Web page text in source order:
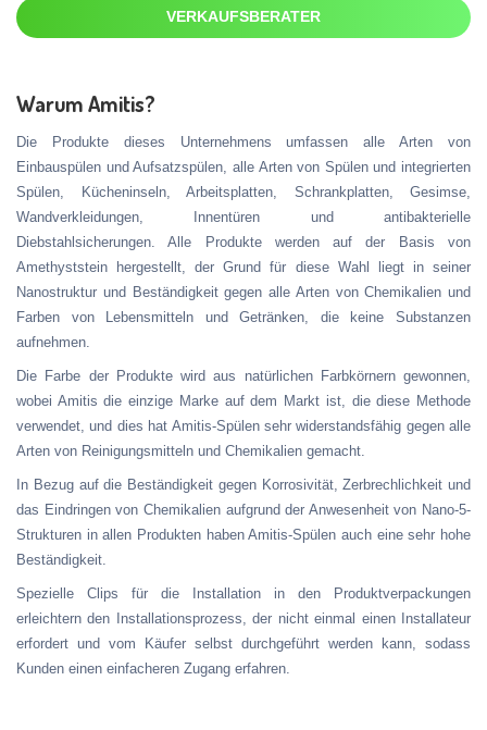
VERKAUFSBERATER
Warum Amitis?
Die Produkte dieses Unternehmens umfassen alle Arten von
Einbauspülen und Aufsatzspülen, alle Arten von Spülen und integrierten
Spülen, Kücheninseln, Arbeitsplatten, Schrankplatten, Gesimse,
Wandverkleidungen, Innentüren und antibakterielle
Diebstahlsicherungen. Alle Produkte werden auf der Basis von
Amethyststein hergestellt, der Grund für diese Wahl liegt in seiner
Nanostruktur und Beständigkeit gegen alle Arten von Chemikalien und
Farben von Lebensmitteln und Getränken, die keine Substanzen
aufnehmen.
Die Farbe der Produkte wird aus natürlichen Farbkörnern gewonnen,
wobei Amitis die einzige Marke auf dem Markt ist, die diese Methode
verwendet, und dies hat Amitis-Spülen sehr widerstandsfähig gegen alle
Arten von Reinigungsmitteln und Chemikalien gemacht.
In Bezug auf die Beständigkeit gegen Korrosivität, Zerbrechlichkeit und
das Eindringen von Chemikalien aufgrund der Anwesenheit von Nano-5-
Strukturen in allen Produkten haben Amitis-Spülen auch eine sehr hohe
Beständigkeit.
Spezielle Clips für die Installation in den Produktverpackungen
erleichtern den Installationsprozess, der nicht einmal einen Installateur
erfordert und vom Käufer selbst durchgeführt werden kann, sodass
Kunden einen einfacheren Zugang erfahren.